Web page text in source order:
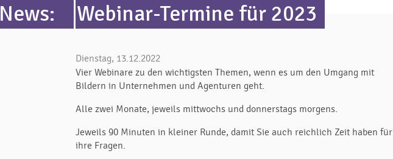
News: Webinar-Termine für 2023
Dienstag, 13.12.2022
Vier Webinare zu den wichtigsten Themen, wenn es um den Umgang mit
Bildern in Unternehmen und Agenturen geht.
Alle zwei Monate, jeweils mittwochs und donnerstags morgens.
Jeweils 90 Minuten in kleiner Runde, damit Sie auch reichlich Zeit haben für
ihre Fragen.